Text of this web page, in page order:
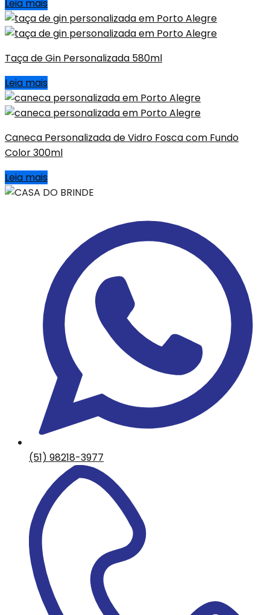
Leia mais
Taça de Gin Personalizada 580ml
Leia mais
Caneca Personalizada de Vidro Fosca com Fundo
Color 300ml
Leia mais
(51) 98218-3977